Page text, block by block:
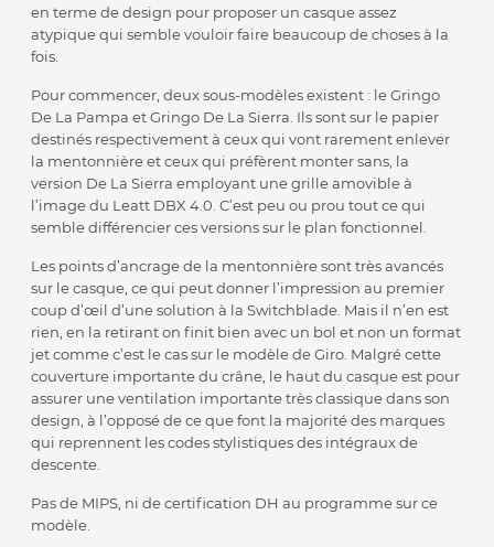
en terme de design pour proposer un casque assez
atypique qui semble vouloir faire beaucoup de choses à la
fois.
Pour commencer, deux sous-modèles existent : le Gringo
De La Pampa et Gringo De La Sierra. Ils sont sur le papier
destinés respectivement à ceux qui vont rarement enlever
la mentonnière et ceux qui préfèrent monter sans, la
version De La Sierra employant une grille amovible à
l’image du Leatt DBX 4.0. C’est peu ou prou tout ce qui
semble différencier ces versions sur le plan fonctionnel.
Les points d’ancrage de la mentonnière sont très avancés
sur le casque, ce qui peut donner l’impression au premier
coup d’œil d’une solution à la Switchblade. Mais il n’en est
rien, en la retirant on finit bien avec un bol et non un format
jet comme c’est le cas sur le modèle de Giro. Malgré cette
couverture importante du crâne, le haut du casque est pour
assurer une ventilation importante très classique dans son
design, à l’opposé de ce que font la majorité des marques
qui reprennent les codes stylistiques des intégraux de
descente.
Pas de MIPS, ni de certification DH au programme sur ce
modèle.